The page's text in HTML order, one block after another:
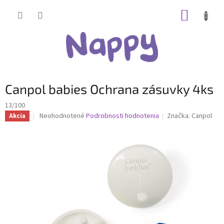
Canpol babies Ochrana zásuvky 4ks
13/100
Akcia
Priemerné
Neohodnotené Podrobnosti hodnotenia Značka: Canpol